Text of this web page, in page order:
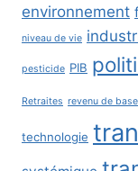
environnement
niveau de vie
pesticide PIB
Retraites revenu de base
technologie